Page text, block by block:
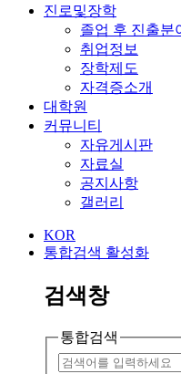
진로및장학
졸업 후 진출분
취업정보
장학제도
자격증소개
대학원
커뮤니티
자유게시판
자료실
공지사항
갤러리
KOR
통합검색 활성화
검색창
통합검색